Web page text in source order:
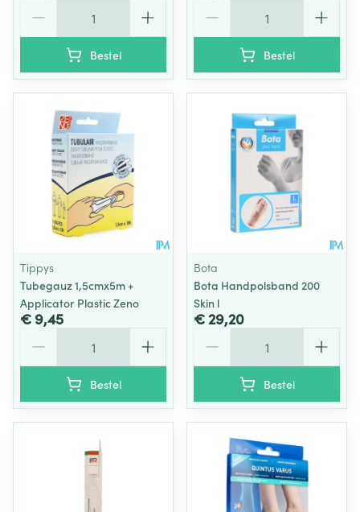
Bestel Bestel
Tippys
Tubegauz 1,5cmx5m +
Applicator Plastic Zeno
€ 9,45
Bestel
Bota
Bota Handpolsband 200
Skin l
€ 29,20
Bestel